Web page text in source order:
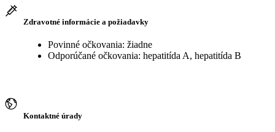
Zdravotné informácie a požiadavky
Povinné očkovania: žiadne
Odporúčané očkovania: hepatitída A, hepatitída B
Kontaktné úrady